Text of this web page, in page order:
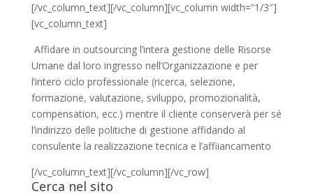
[/vc_column_text][/vc_column][vc_column width=”1/3″]
[vc_column_text]
Affidare in outsourcing l’intera gestione delle Risorse
Umane dal loro ingresso nell’Organizzazione e per
l’intero ciclo professionale (ricerca, selezione,
formazione, valutazione, sviluppo, promozionalità,
compensation, ecc.) mentre il cliente conserverà per sé
l’indirizzo delle politiche di gestione affidando al
consulente la realizzazione tecnica e l’affiiancamento
[/vc_column_text][/vc_column][/vc_row]
Cerca nel sito